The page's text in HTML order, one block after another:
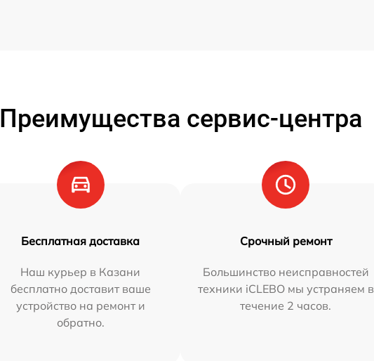
Преимущества сервис-центра
Бесплатная доставка
Наш курьер в Казани
бесплатно доставит ваше
устройство на ремонт и
обратно.
Срочный ремонт
Большинство неисправностей
техники iCLEBO мы устраняем в
течение 2 часов.